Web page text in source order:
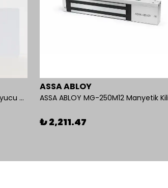
LOCKWAY Parmak İzi ve kart Okuyucu Kontrol Paneli
ASSA ABLOY
ASSA ABLOY MG-250M12 Manyetik
₺ 2,211.47